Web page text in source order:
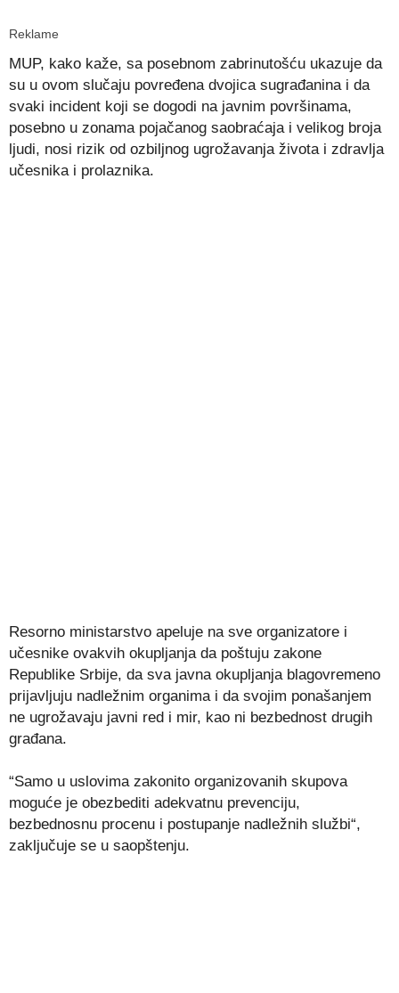
Reklame
MUP, kako kaže, sa posebnom zabrinutošću ukazuje da
su u ovom slučaju povređena dvojica sugrađanina i da
svaki incident koji se dogodi na javnim površinama,
posebno u zonama pojačanog saobraćaja i velikog broja
ljudi, nosi rizik od ozbiljnog ugrožavanja života i zdravlja
učesnika i prolaznika.
Resorno ministarstvo apeluje na sve organizatore i
učesnike ovakvih okupljanja da poštuju zakone
Republike Srbije, da sva javna okupljanja blagovremeno
prijavljuju nadležnim organima i da svojim ponašanjem
ne ugrožavaju javni red i mir, kao ni bezbednost drugih
građana.
“Samo u uslovima zakonito organizovanih skupova
moguće je obezbediti adekvatnu prevenciju,
bezbednosnu procenu i postupanje nadležnih službi“,
zaključuje se u saopštenju.